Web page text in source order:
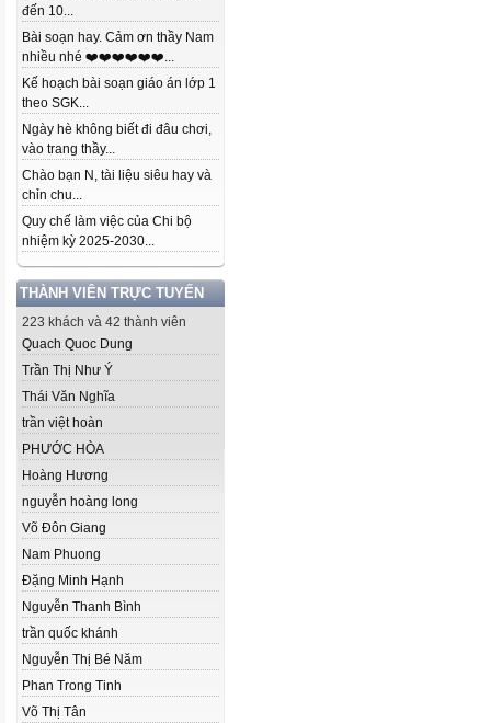
đến 10...
Bài soạn hay. Cảm ơn thầy Nam
nhiều nhé ❤️❤️❤️❤️❤️❤️...
Kế hoạch bài soạn giáo án lớp 1
theo SGK...
Ngày hè không biết đi đâu chơi,
vào trang thầy...
Chào bạn N, tài liệu siêu hay và
chỉn chu...
Quy chế làm việc của Chi bộ
nhiệm kỳ 2025-2030...
THÀNH VIÊN TRỰC TUYẾN
223 khách và 42 thành viên
Quach Quoc Dung
Trần Thị Như Ý
Thái Văn Nghĩa
trần việt hoàn
PHƯỚC HÒA
Hoàng Hương
nguyễn hoàng long
Võ Đôn Giang
Nam Phuong
Đặng Minh Hạnh
Nguyễn Thanh Bình
trần quốc khánh
Nguyễn Thị Bé Năm
Phan Trong Tinh
Võ Thị Tân